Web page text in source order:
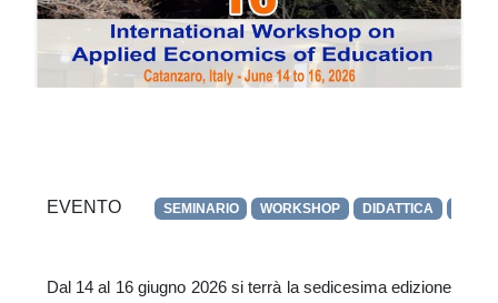
EVENTO SEMINARIO WORKSHOP DIDATTICA
Dal 14 al 16 giugno 2026 si terrà la sedicesima edizione